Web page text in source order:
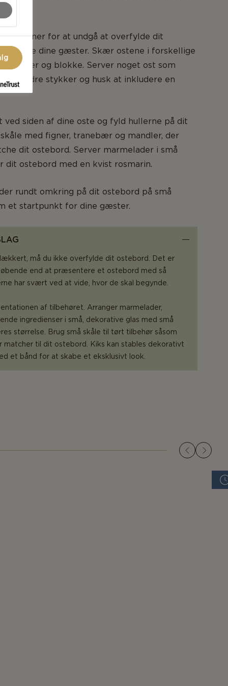
portioner for at undgå at overfylde dit
dine gæster. Skær ostene i forskellige
skiver og blokke. Server noget ost som
i mindre stykker og husk at inkludere en
ved siden af dine oste og fyld hullerne på dit
med figner, tranebær og mandler, der
dit ostebord. Server marmelader i små
dit ostebord med en kvist rosmarin.
rundt omkring på dit ostebord på små
et startpunkt for dine gæster.
må du ikke overfylde dit ostebord. Det er
end at præsentere et ostebord med så
har svært ved at vide, hvor de skal begynde.
af tilbehøret. Arranger marmelader,
ingredienser i små, dekorative glas med små
størrelse. Brug små skåle til tørt tilbehør såsom
matcher til dit ostebord. Kiks kan stables dekorativt
et bånd for at skabe et eksklusivt look.